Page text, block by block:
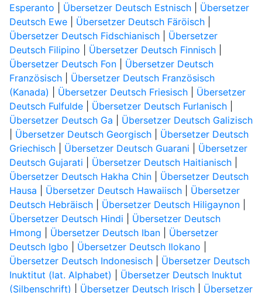
Esperanto
Übersetzer Deutsch Estnisch| Übersetzer
Deutsch Ewe| Übersetzer Deutsch Färöisch|
Übersetzer Deutsch Fidschianisch| Übersetzer
Deutsch Filipino
Übersetzer Deutsch Finnisch|
Übersetzer Deutsch Fon| Übersetzer Deutsch
Französisch| Übersetzer Deutsch Französisch
(Kanada)
Übersetzer Deutsch Friesisch| Übersetzer
Deutsch Fulfulde| Übersetzer Deutsch Furlanisch|
Übersetzer Deutsch Ga
Übersetzer Deutsch Galizisch
Übersetzer Deutsch Georgisch| Übersetzer Deutsch
Griechisch| Übersetzer Deutsch Guarani
Übersetzer
Deutsch Gujarati
Übersetzer Deutsch Haitianisch|
Übersetzer Deutsch Hakha Chin| Übersetzer Deutsch
Hausa
Übersetzer Deutsch Hawaiisch| Übersetzer
Deutsch Hebräisch| Übersetzer Deutsch Hiligaynon|
Übersetzer Deutsch Hindi
Übersetzer Deutsch
Hmong
Übersetzer Deutsch Iban| Übersetzer
Deutsch Igbo
Übersetzer Deutsch Ilokano
Übersetzer Deutsch Indonesisch| Übersetzer Deutsch
Inuktitut (lat. Alphabet)
Übersetzer Deutsch Inuktut
(Silbenschrift)
Übersetzer Deutsch Irisch| Übersetzer